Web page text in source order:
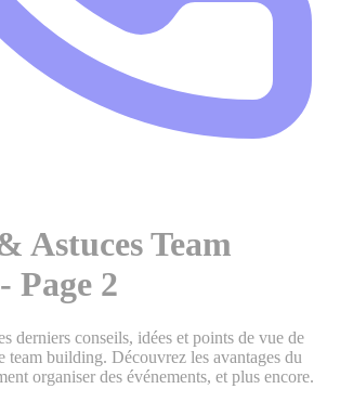
Astuces Team
Page 2
derniers conseils, idées et points de vue de
team building. Découvrez les avantages du
organiser des événements, et plus encore.